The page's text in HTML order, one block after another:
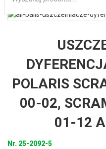
POLARIS
00-02,
01-12
Nr. 25-2092-5